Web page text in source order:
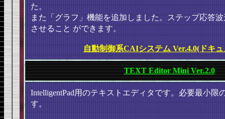
た。
また「グラフ」機能を追加しました。ステップ応答
させること ができます。
自動制御系CAIシステム Ver.4.0(ドキ
TEXT Editor Mini Ver.2.0
IntelligentPad用のテキストエディタです。必要最小限
す。